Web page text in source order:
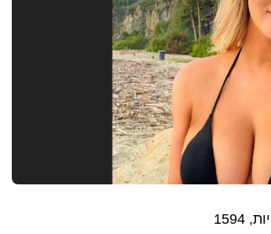
1594